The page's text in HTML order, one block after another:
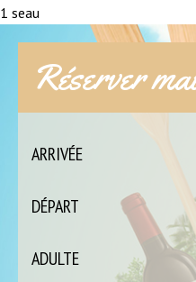
1 seau
Réserver
ARRIVÉE
DÉPART
ADULTE